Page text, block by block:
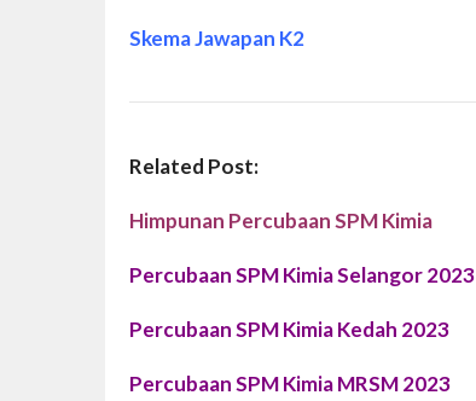
Skema Jawapan K2
Related Post:
Himpunan Percubaan SPM Kimia
Percubaan SPM Kimia Selangor 2023
Percubaan SPM Kimia Kedah 2023
Percubaan SPM Kimia MRSM 2023